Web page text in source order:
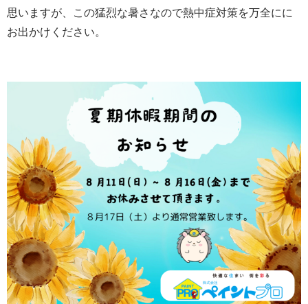
思いますが、この猛烈な暑さなので熱中症対策を万全にに
お出かけください。